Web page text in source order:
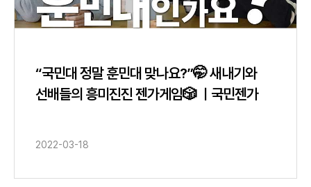
“국민대 정말 훈민대 맞나요?”🤭 새내기와
선배들의 흥미진진 젠가게임🎲 ㅣ국민젠가
2022-03-18